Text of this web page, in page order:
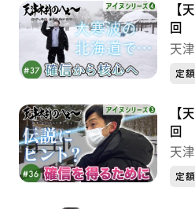
【
回
ヌ
天
定
【
回
イ
天
定